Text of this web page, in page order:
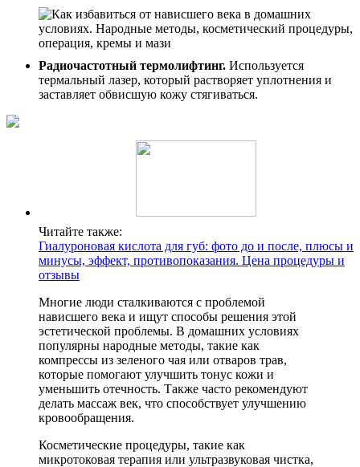
Радиочастотный термолифтинг. Используется
термальный лазер, который растворяет уплотнения и
заставляет обвисшую кожу стягиваться.
Читайте также:
Гиалуроновая кислота для губ: фото до и после, плюсы и
минусы, эффект, противопоказания. Цена процедуры и
отзывы
Многие люди сталкиваются с проблемой
нависшего века и ищут способы решения этой
эстетической проблемы. В домашних условиях
популярны народные методы, такие как
компрессы из зеленого чая или отваров трав,
которые помогают улучшить тонус кожи и
уменьшить отечность. Также часто рекомендуют
делать массаж век, что способствует улучшению
кровообращения.
Косметические процедуры, такие как
микротоковая терапия или ультразвуковая чистка,